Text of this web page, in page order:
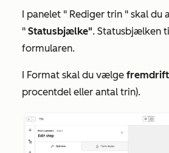
I panelet " Rediger trin " skal du
" Statusbjælke". Statusbjælken
formularen.
Format skal du vælge
procentdel eller antal trin).